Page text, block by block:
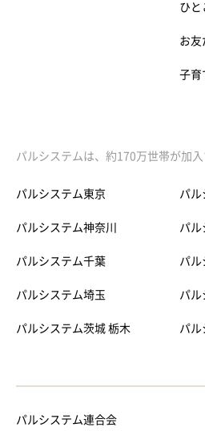
ひと
お友
子育
パルシステムは、約170万世帯が加
パルシステム東京
パルシステム神奈川
パルシステム千葉
パルシステム埼玉
パルシステム茨城 栃木
パル
パル
パル
パル
パル
パルシステム連合会